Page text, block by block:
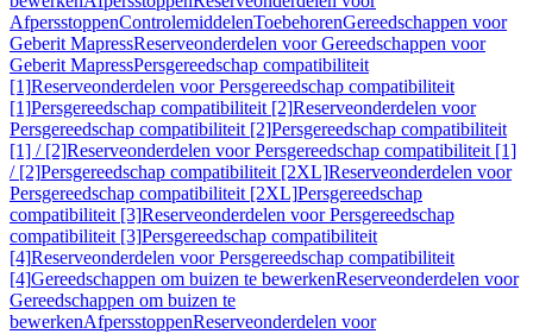
AfpersstoppenControlemiddelenToebehorenGereedschappen voor
Geberit MapressReserveonderdelen voor Gereedschappen voor
Geberit MapressPersgereedschap compatibiliteit
[1]Reserveonderdelen voor Persgereedschap compatibiliteit
[1]Persgereedschap compatibiliteit [2]Reserveonderdelen voor
Persgereedschap compatibiliteit [2]Persgereedschap compatibiliteit
[1] / [2]Reserveonderdelen voor Persgereedschap compatibiliteit [1]
/ [2]Persgereedschap compatibiliteit [2XL]Reserveonderdelen voor
Persgereedschap compatibiliteit [2XL]Persgereedschap
compatibiliteit [3]Reserveonderdelen voor Persgereedschap
compatibiliteit [3]Persgereedschap compatibiliteit
[4]Reserveonderdelen voor Persgereedschap compatibiliteit
[4]Gereedschappen om buizen te bewerkenReserveonderdelen voor
Gereedschappen om buizen te
bewerkenAfpersstoppenReserveonderdelen voor